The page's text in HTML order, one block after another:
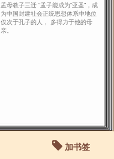
孟母教子三迁 “孟子能成为“亚圣”，成
为中国封建社会正统思想体系中地位
仅次于孔子的人， 多得力于他的母
亲。
加书签